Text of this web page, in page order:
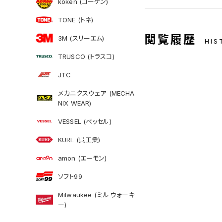
TONE (トネ)
3M (スリーエム)
TRUSCO (トラスコ)
JTC
メカニクスウェア (MECHA
NIX WEAR)
VESSEL (ベッセル)
KURE (呉工業)
amon (エーモン)
ソフト99
Milwaukee (ミルウォーキ
ー)
閲覧履歴